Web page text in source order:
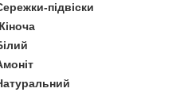
підвіски